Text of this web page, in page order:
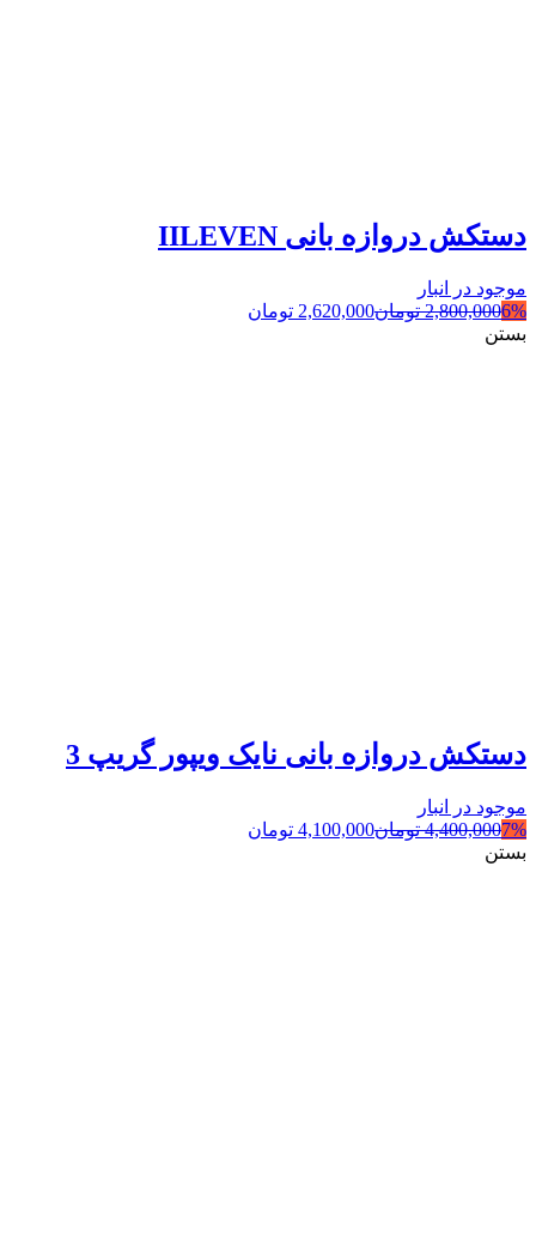
دستکش دروازه بانی IILEVEN
موجود در انبار
6%
2,800,000 تومان2,620,000 تومان
بستن
دستکش دروازه بانی نایک ویپور گریپ 3
موجود در انبار
7%
4,400,000 تومان4,100,000 تومان
بستن